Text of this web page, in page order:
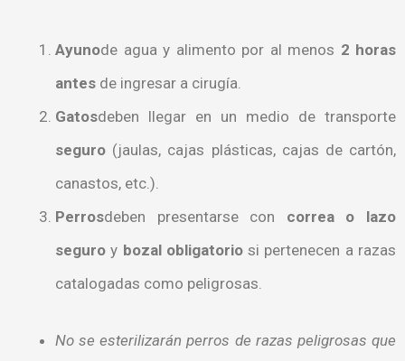
Ayunode agua y alimento por al menos 2 horas
antes de ingresar a cirugía.
Gatosdeben llegar en un medio de transporte
seguro (jaulas, cajas plásticas, cajas de cartón,
canastos, etc.).
Perrosdeben presentarse con correa o lazo
seguro y bozal obligatoriosi pertenecen a razas
catalogadas como peligrosas.
No se esterilizarán perros de razas peligrosas que